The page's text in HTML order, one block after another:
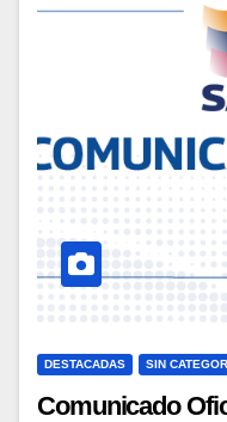
DESTACADAS SIN
Comunicado